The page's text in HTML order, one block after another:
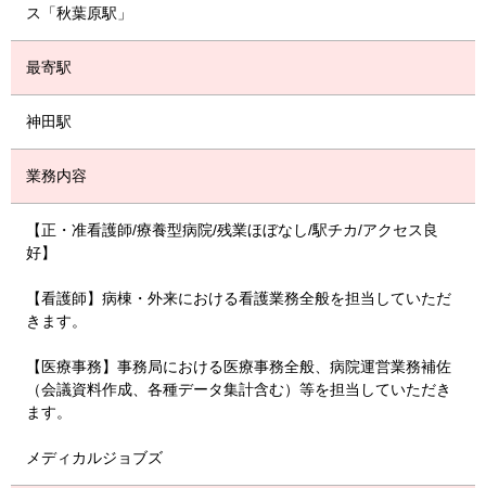
ス「秋葉原駅」
最寄駅
神田駅
業務内容
【正・准看護師/療養型病院/残業ほぼなし/駅チカ/アクセス良
好】
【看護師】病棟・外来における看護業務全般を担当していただ
きます。
【医療事務】事務局における医療事務全般、病院運営業務補佐
（会議資料作成、各種データ集計含む）等を担当していただき
ます。
メディカルジョブズ